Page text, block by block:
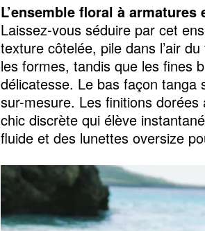
L’ensemble floral à armatures
Laissez-vous séduire par cet
texture côtelée, pile dans l’air
les formes, tandis que les fines
délicatesse. Le bas façon tanga
sur-mesure. Les finitions
chic discrète qui élève
fluide et des lunettes oversize